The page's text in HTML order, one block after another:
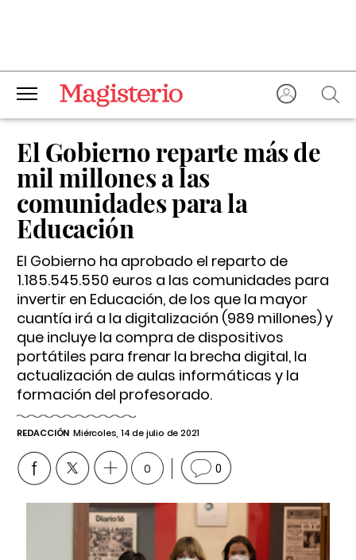
El Gobierno reparte más de
mil millones a las
comunidades para la
Educación
El Gobierno ha aprobado el reparto de
1.185.545.550 euros a las comunidades para
invertir en Educación, de los que la mayor
cuantía irá a la digitalización (989 millones) y
que incluye la compra de dispositivos
portátiles para frenar la brecha digital, la
actualización de aulas informáticas y la
formación del profesorado.
REDACCIÓN Miércoles, 14 de julio de 2021
0 0